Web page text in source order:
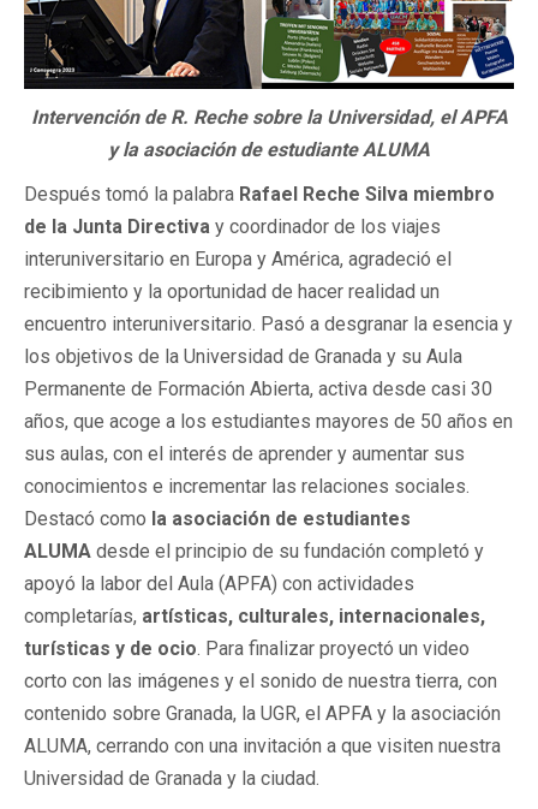
Intervención de R. Reche sobre la Universidad, el APFA
y la asociación de estudiante ALUMA
Después tomó la palabra Rafael Reche Silva miembro
de la Junta Directiva y coordinador de los viajes
interuniversitario en Europa y América, agradeció el
recibimiento y la oportunidad de hacer realidad un
encuentro interuniversitario. Pasó a desgranar la esencia y
los objetivos de la Universidad de Granada y su Aula
Permanente de Formación Abierta, activa desde casi 30
años, que acoge a los estudiantes mayores de 50 años en
sus aulas, con el interés de aprender y aumentar sus
conocimientos e incrementar las relaciones sociales.
Destacó como la asociación de estudiantes
ALUMA desde el principio de su fundación completó y
apoyó la labor del Aula (APFA) con actividades
completarías, artísticas, culturales, internacionales,
turísticas y de ocio. Para finalizar proyectó un video
corto con las imágenes y el sonido de nuestra tierra, con
contenido sobre Granada, la UGR, el APFA y la asociación
ALUMA, cerrando con una invitación a que visiten nuestra
Universidad de Granada y la ciudad.